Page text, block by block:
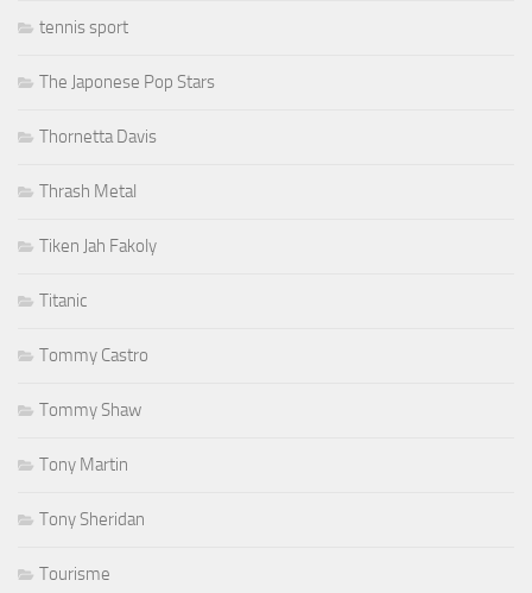
tennis sport
The Japonese Pop Stars
Thornetta Davis
Thrash Metal
Tiken Jah Fakoly
Titanic
Tommy Castro
Tommy Shaw
Tony Martin
Tony Sheridan
Tourisme